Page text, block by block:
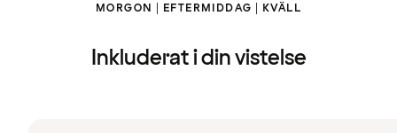
MORGON | EFTERMIDDAG | KVÄLL
Inkluderat i din vistelse